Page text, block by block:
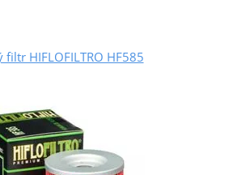
filtr HIFLOFILTRO HF585